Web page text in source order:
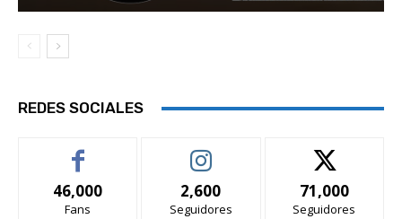
REDES SOCIALES
46,000
Fans
2,600
Seguidores
71,000
Seguidores